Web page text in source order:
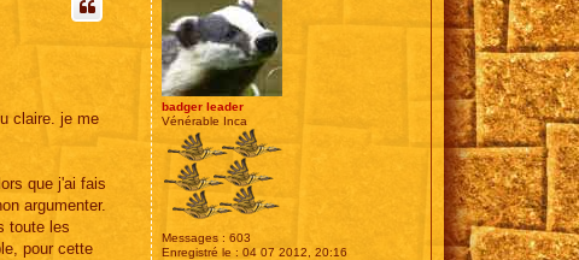
badger leader
Vénérable Inca
Messages : 603
Enregistré le : 04 07 2012, 20:16
claire. je me
que j'ai fais
argumenter.
toute les
pour cette